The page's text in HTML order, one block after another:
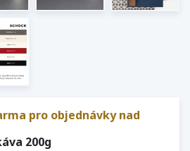
pro objednávky nad
200g